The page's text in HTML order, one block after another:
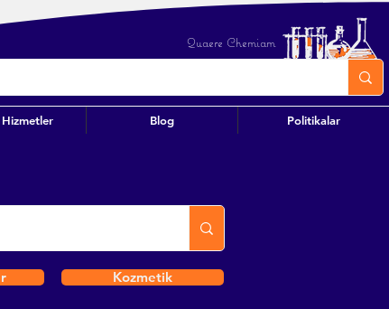
Quaere Chemiam
Blog Politikalar
Kozmetik